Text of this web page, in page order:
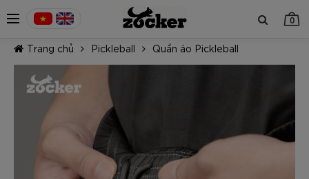
0
TIẾP TỤC MUA HÀNG
Trang chủ Pickleball Quần áo Pickleball